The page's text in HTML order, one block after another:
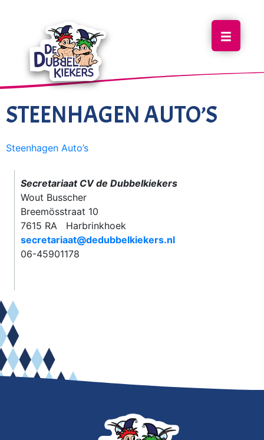
STEENHAGEN AUTO’S
Steenhagen Auto’s
Secretariaat CV de Dubbelkiekers
Wout Busscher
Breemösstraat 10
7615 RA Harbrinkhoek
secretariaat@dedubbelkiekers.nl
06-45901178